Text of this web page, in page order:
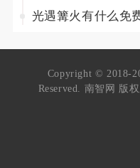
光遇篝火有什么免
Copyright © 2018-
Reserved. 南智网 版